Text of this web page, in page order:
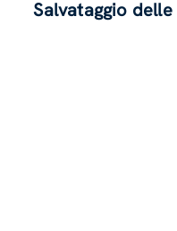
Salvataggio